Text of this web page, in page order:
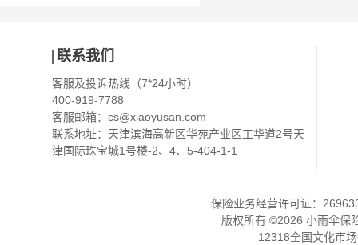
联系我们
客服及投诉热线（7*24小时）
400-919-7788
客服邮箱： cs@xiaoyusan.com
联系地址：天津滨海高新区华苑产业区工华道2号天
津国际珠宝城1号楼-2、4、5-404-1-1
保险业务经营许可证：
版权所有 ©2026 小雨伞保
12318全国文化市